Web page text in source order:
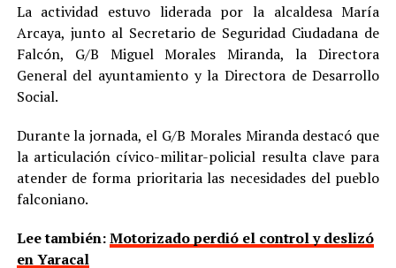
La actividad estuvo liderada por la alcaldesa María
Arcaya, junto al Secretario de Seguridad Ciudadana de
Falcón, G/B Miguel Morales Miranda, la Directora
General del ayuntamiento y la Directora de Desarrollo
Social.
Durante la jornada, el G/B Morales Miranda destacó que
la articulación cívico-militar-policial resulta clave para
atender de forma prioritaria las necesidades del pueblo
falconiano.
Lee también:Motorizado perdió el control y deslizó
en Yaracal